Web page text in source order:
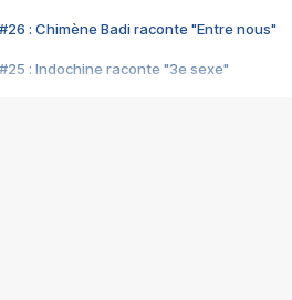
#26 : Chimène Badi raconte "Entre nous"
#25 : Indochine raconte "3e sexe"